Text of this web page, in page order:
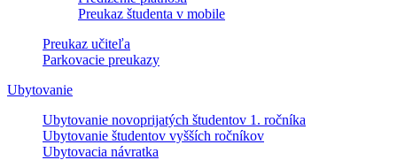
Preukaz študenta v mobile
Preukaz učiteľa
Parkovacie preukazy
Ubytovanie
Ubytovanie novoprijatých študentov 1. ročníka
Ubytovanie študentov vyšších ročníkov
Ubytovacia návratka